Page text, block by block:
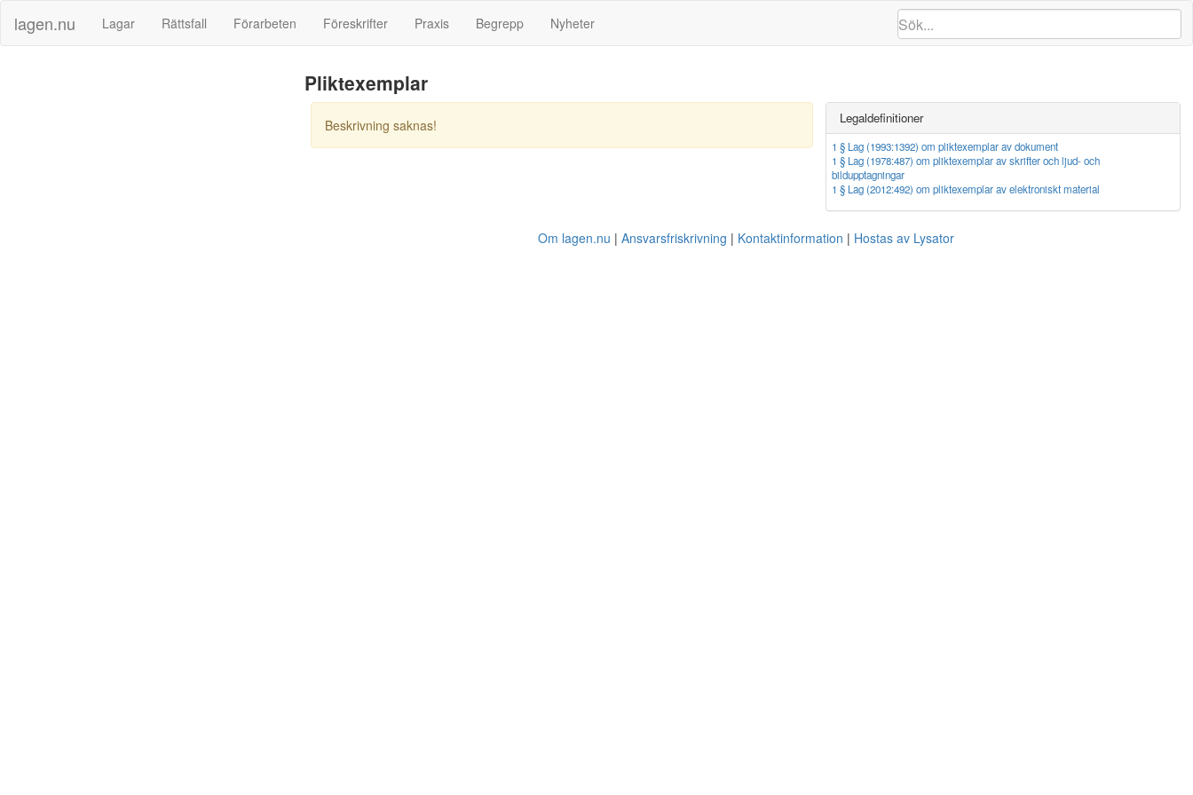
lagen.nu Lagar Rättsfall Förarbeten Föreskrifter Praxis Begrepp Nyheter
Pliktexemplar
Beskrivning saknas! Legaldefinitioner
1 § Lag (1993:1392) om pliktexemplar av dokument
1 § Lag (1978:487) om pliktexemplar av skrifter och ljud- och
bildupptagningar
1 § Lag (2012:492) om pliktexemplar av elektroniskt material
Om lagen.nu Ansvarsfriskrivning Kontaktinformation Hostas av Lysator